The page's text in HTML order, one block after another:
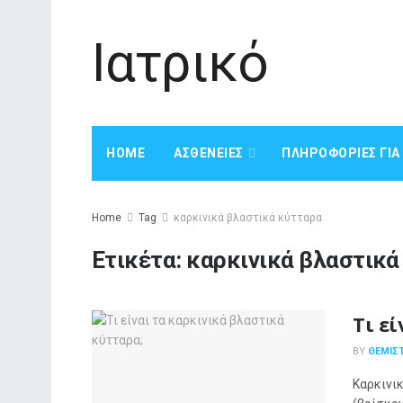
Ιατρικό
HOME ΑΣΘΈΝΕΙΕΣ ΠΛΗΡΟΦΟΡΊΕΣ
Home Tag καρκινικά βλαστικά κύτταρα
Ετικέτα: καρκινικά
Τι
BY